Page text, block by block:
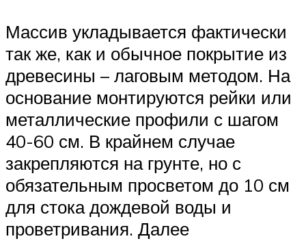
Массив укладывается фактически
так же, как и обычное покрытие из
древесины – лаговым методом. На
основание монтируются рейки или
металлические профили с шагом
40-60 см. В крайнем случае
закрепляются на грунте, но с
обязательным просветом до 10 см
для стока дождевой воды и
проветривания. Далее